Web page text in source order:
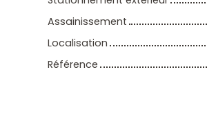
Assainissement
Localisation
Référence